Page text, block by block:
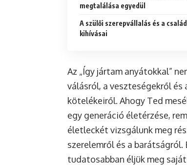
megtalálása egyedül
A szülői szerepvállalás és a
kihívásai
Az „Így jártam anyátokkal”
válásról, a veszteségekről
kötelékeiről. Ahogy Ted
egy generáció életérzése,
életleckét vizsgálunk meg
szerelemről és a
tudatosabban éljük meg